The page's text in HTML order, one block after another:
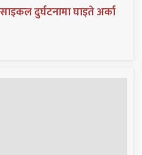
दुर्घटनामा घाइते अर्का